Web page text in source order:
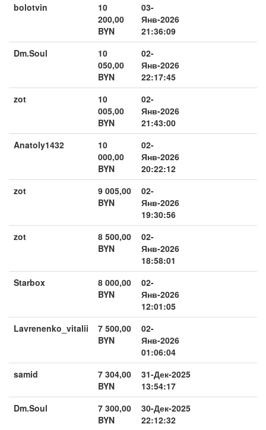
bolotvin
10
200,00
BYN
03-
Янв-2026
21:36:09
Dm.Soul
10
050,00
BYN
02-
Янв-2026
22:17:45
zot
10
005,00
BYN
02-
Янв-2026
21:43:00
Anatoly1432
10
000,00
BYN
02-
Янв-2026
20:22:12
zot
9 005,00
BYN
02-
Янв-2026
19:30:56
zot
8 500,00
BYN
02-
Янв-2026
18:58:01
Starbox
8 000,00
BYN
02-
Янв-2026
12:01:05
Lavrenenko_vitalii
7 500,00
BYN
02-
Янв-2026
01:06:04
samid
7 304,00
BYN
31-Дек-2025
13:54:17
Dm.Soul
7 300,00
BYN
30-Дек-2025
22:12:32